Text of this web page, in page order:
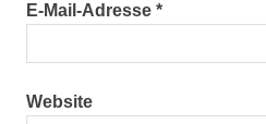
E-Mail-Adresse *
Website